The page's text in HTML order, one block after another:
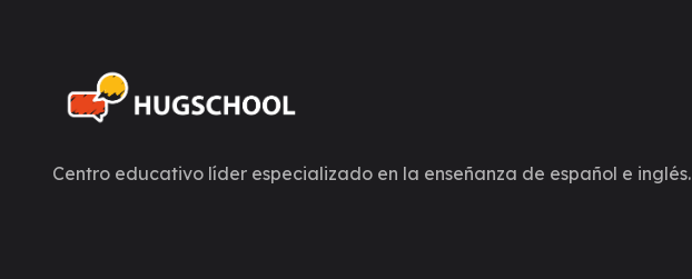
Centro educativo líder especializado en la enseñanza de español e inglés.